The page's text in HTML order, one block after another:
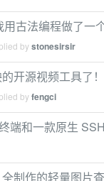
古法编程做了一
bystonesirsir
开源视频工具了
byfengci
端和一款原生
制作的轻量图片